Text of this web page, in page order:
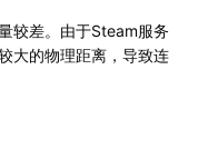
较差。由于Steam服务
大的物理距离，导致连